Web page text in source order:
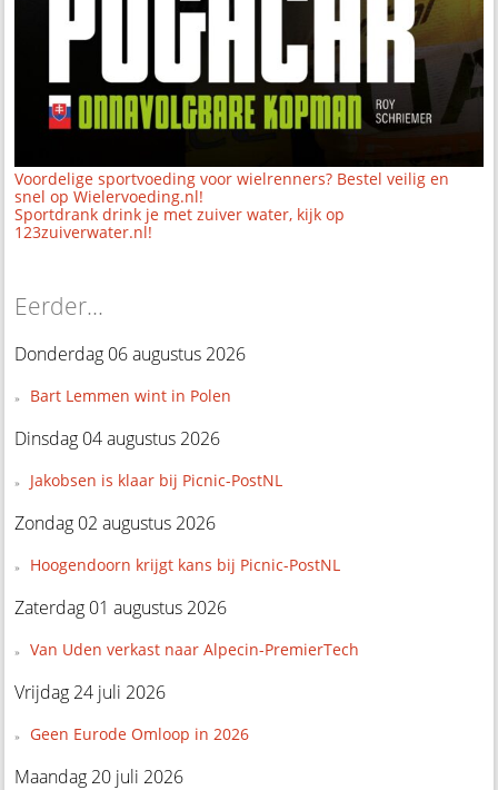
Voordelige sportvoeding voor wielrenners? Bestel veilig en
snel op Wielervoeding.nl!
Sportdrank drink je met zuiver water, kijk op
123zuiverwater.nl!
Eerder...
Donderdag 06 augustus 2026
Bart Lemmen wint in Polen
Dinsdag 04 augustus 2026
Jakobsen is klaar bij Picnic-PostNL
Zondag 02 augustus 2026
Hoogendoorn krijgt kans bij Picnic-PostNL
Zaterdag 01 augustus 2026
Van Uden verkast naar Alpecin-PremierTech
Vrijdag 24 juli 2026
Geen Eurode Omloop in 2026
Maandag 20 juli 2026